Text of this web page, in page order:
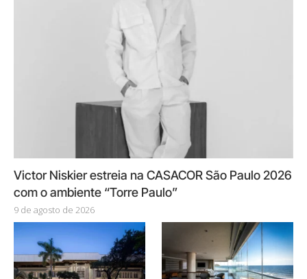
Victor Niskier estreia na CASACOR São Paulo 2026
com o ambiente “Torre Paulo”
9 de agosto de 2026